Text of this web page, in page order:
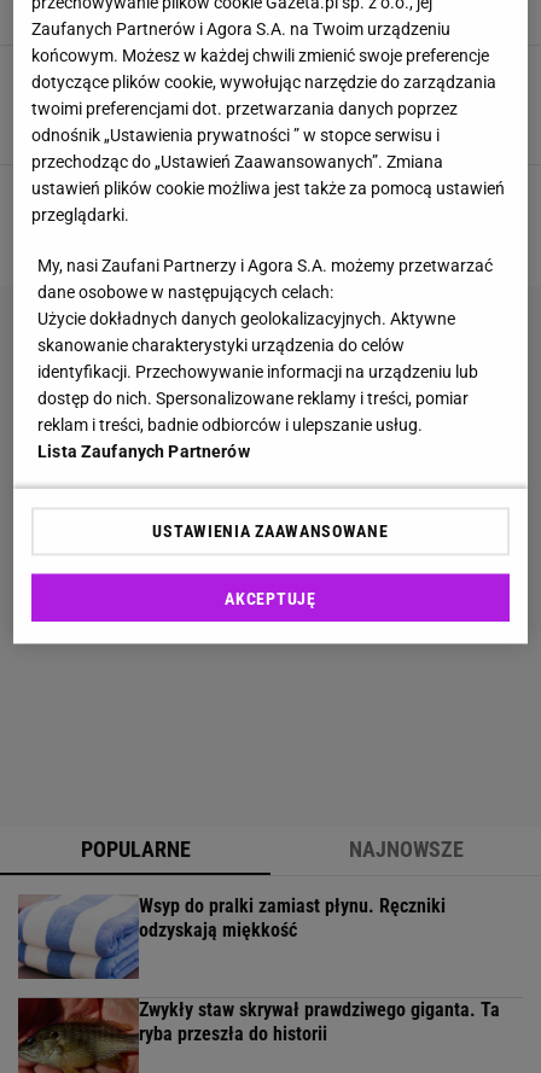
DONICZKI LAMPY OGRODOWE NARZĘDZIA OGRODOWE
Wiele osób wykopuje takie tulipany, a to błąd.
Wystarczy ten domowy nawóz, aby je uratować
DONICZKI LAMPY OGRODOWE NARZĘDZIA OGRODOWE
2 3
POPULARNE NAJNOWSZE
Wsyp do pralki zamiast płynu. Ręczniki
odzyskają miękkość
Zwykły staw skrywał prawdziwego giganta. Ta
ryba przeszła do historii
Zaufanych Partnerów i Agora S.A. na Twoim urządzeniu
końcowym. Możesz w każdej chwili zmienić swoje preferencje
dotyczące plików cookie, wywołując narzędzie do zarządzania
twoimi preferencjami dot. przetwarzania danych poprzez
odnośnik „Ustawienia prywatności ” w stopce serwisu i
przechodząc do „Ustawień Zaawansowanych”. Zmiana
ustawień plików cookie możliwa jest także za pomocą ustawień
przeglądarki.
My, nasi Zaufani Partnerzy i Agora S.A. możemy przetwarzać
dane osobowe w następujących celach:
Użycie dokładnych danych geolokalizacyjnych. Aktywne
skanowanie charakterystyki urządzenia do celów
identyfikacji. Przechowywanie informacji na urządzeniu lub
dostęp do nich. Spersonalizowane reklamy i treści, pomiar
reklam i treści, badnie odbiorców i ulepszanie usług.
Lista Zaufanych Partnerów
USTAWIENIA ZAAWANSOWANE
AKCEPTUJĘ